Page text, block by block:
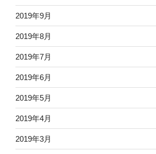
2019年9月
2019年8月
2019年7月
2019年6月
2019年5月
2019年4月
2019年3月